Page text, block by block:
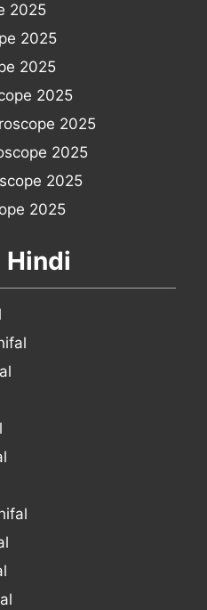
2025
2025
2025
2025
2025
2025
2025
2025
Hindi